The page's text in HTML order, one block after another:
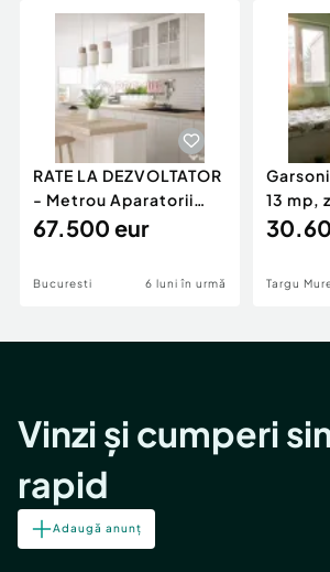
RATE LA DEZVOLTATOR
- Metrou Aparatorii
Patriei -
67.500 eur
Bucuresti 6 luni în urmă
13 mp,
Targu
Vinzi și cumperi
rapid
Adaugă anunț